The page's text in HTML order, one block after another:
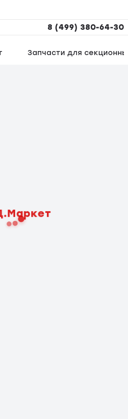
8 (499) 380-64-30
Запчасти для